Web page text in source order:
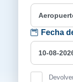
Fecha